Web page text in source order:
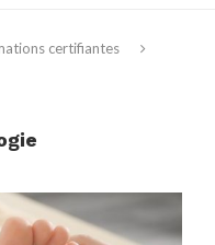
certifiantes